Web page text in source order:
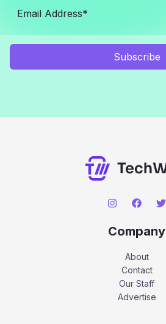
Subscribe
Company
About
Contact
Our Staff
Advertise